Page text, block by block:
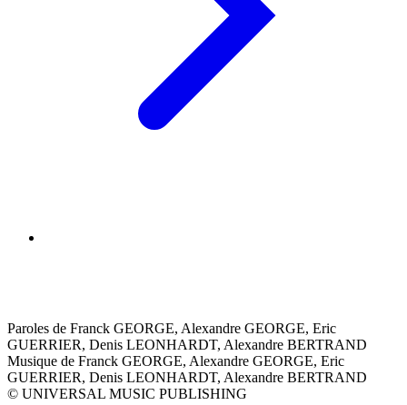
Paroles de Franck GEORGE, Alexandre GEORGE, Eric
GUERRIER, Denis LEONHARDT, Alexandre BERTRAND
Musique de Franck GEORGE, Alexandre GEORGE, Eric
GUERRIER, Denis LEONHARDT, Alexandre BERTRAND
© UNIVERSAL MUSIC PUBLISHING